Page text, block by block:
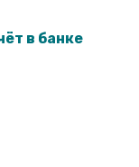
в банке